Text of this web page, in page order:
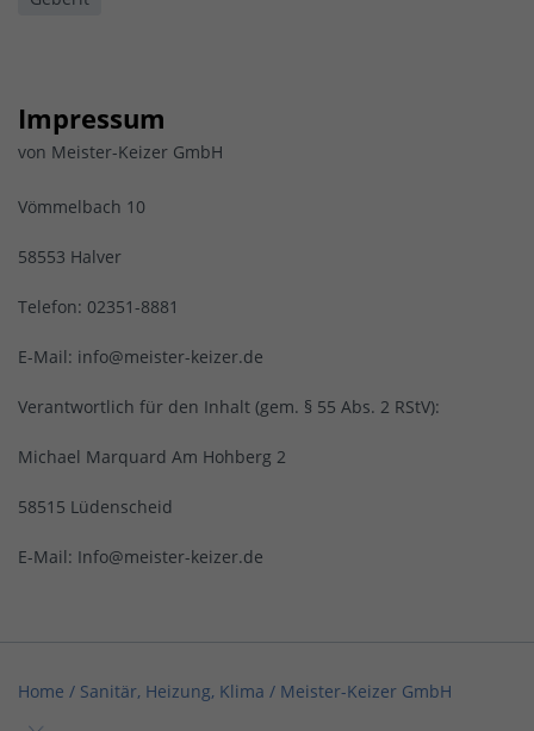
Impressum
von Meister-Keizer GmbH
Vömmelbach 10
58553 Halver
Telefon: 02351-8881
E-Mail: info@meister-keizer.de
Verantwortlich für den Inhalt (gem. § 55 Abs. 2 RStV):
Michael Marquard Am Hohberg 2
58515 Lüdenscheid
E-Mail: Info@meister-keizer.de
Home / Sanitär, Heizung, Klima / Meister-Keizer GmbH